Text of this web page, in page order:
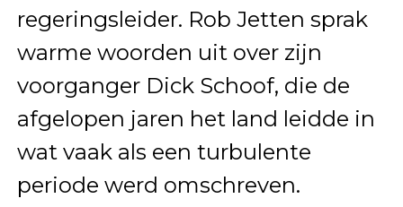
regeringsleider. Rob Jetten sprak
warme woorden uit over zijn
voorganger Dick Schoof, die de
afgelopen jaren het land leidde in
wat vaak als een turbulente
periode werd omschreven.